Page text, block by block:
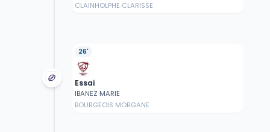
CLAINHOLPHE CLARISSE
26'
Essai
IBANEZ MARIE
BOURGEOIS MORGANE